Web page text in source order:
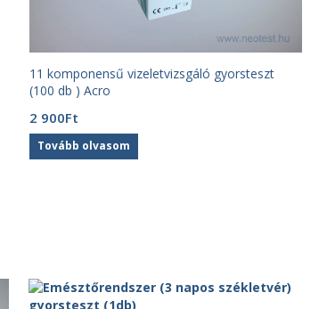
11 komponensű vizeletvizsgáló gyorsteszt
(100 db ) Acro
2 900Ft
Tovább olvasom